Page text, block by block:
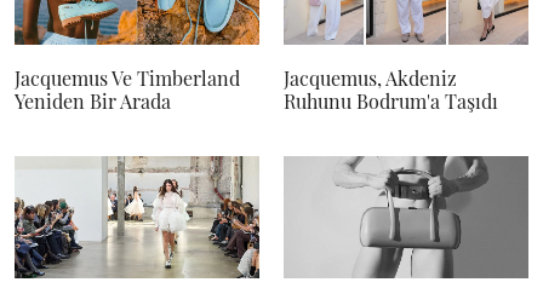
Jacquemus Ve Timberland
Yeniden Bir Arada
Jacquemus, Akdeniz
Ruhunu Bodrum'a Taşıdı